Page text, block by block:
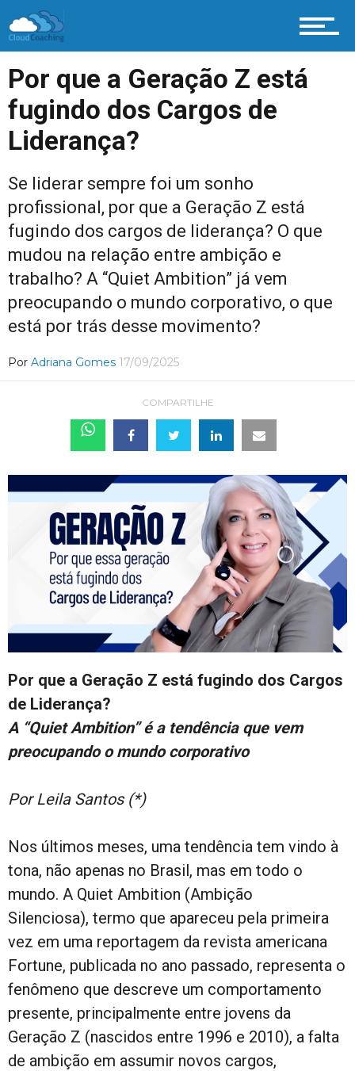
Por que a Geração Z está
fugindo dos Cargos de
Liderança?
Se liderar sempre foi um sonho
profissional, por que a Geração Z está
fugindo dos cargos de liderança? O que
mudou na relação entre ambição e
trabalho? A “Quiet Ambition” já vem
preocupando o mundo corporativo, o que
está por trás desse movimento?
Por Adriana Gomes 17/09/2025
COMPARTILHE
Por que a Geração Z está fugindo dos Cargos
de Liderança?
A “Quiet Ambition” é a tendência que vem
preocupando o mundo corporativo
Por Leila Santos (*)
Nos últimos meses, uma tendência tem vindo à
tona, não apenas no Brasil, mas em todo o
mundo. A Quiet Ambition (Ambição
Silenciosa), termo que apareceu pela primeira
vez em uma reportagem da revista americana
Fortune, publicada no ano passado, representa o
fenômeno que descreve um comportamento
presente, principalmente entre jovens da
Geração Z (nascidos entre 1996 e 2010), a falta
de ambição em assumir novos cargos,